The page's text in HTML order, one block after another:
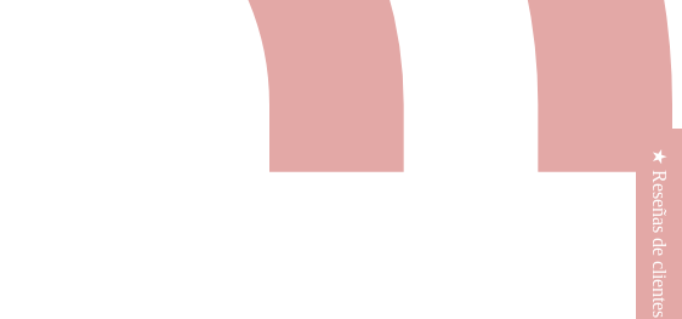
★ Reseñas de clientes